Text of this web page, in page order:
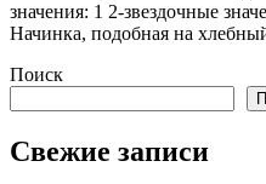
значения: 1 2-звездочные
Начинка, подобная на
Поиск
Свежие записи